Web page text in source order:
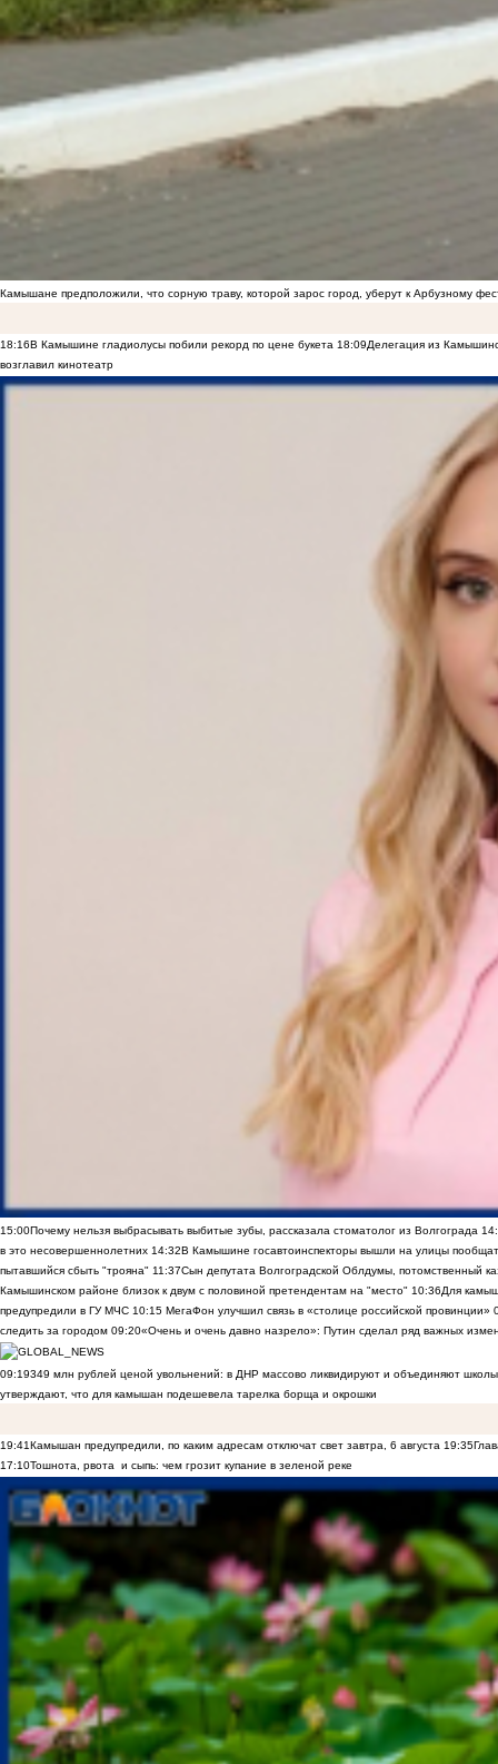
Камышане предположили, что сорную траву, которой зарос город, уберут к Арбузному
18:16В Камышине гладиолусы побили рекорд по цене букета 18:09Делегация из
возглавил кинотеатр
15:00Почему нельзя выбрасывать выбитые зубы, рассказала стоматолог из Волгограда
в это несовершеннолетних 14:32В Камышине госавтоинспекторы вышли на улицы
пытавшийся сбыть "трояна" 11:37Сын депутата Волгоградской Облдумы, потомственный
Камышинском районе близок к двум с половиной претендентам на "место" 10:36Для
предупредили в ГУ МЧС 10:15 МегаФон улучшил связь в «столице российской провинции»
следить за городом 09:20«Очень и очень давно назрело»: Путин сделал ряд важных
09:19349 млн рублей ценой увольнений: в ДНР массово ликвидируют и объединяют
утверждают, что для камышан подешевела тарелка борща и окрошки
19:41Камышан предупредили, по каким адресам отключат свет завтра, 6 августа 19:35
17:10Тошнота, рвота и сыпь: чем грозит купание в зеленой реке